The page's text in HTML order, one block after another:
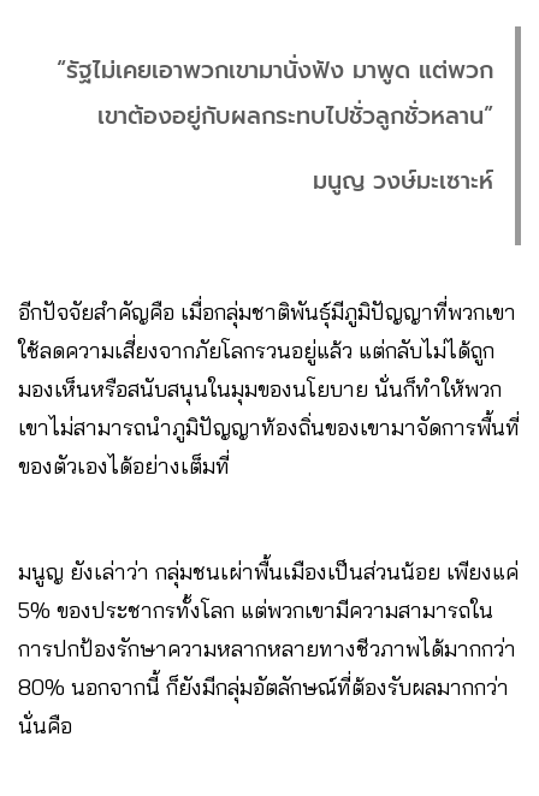
“รัฐไม่เคยเอาพวกเขามานั่งฟัง มาพูด แต่พวก
เขาต้องอยู่กับผลกระทบไปชั่วลูกชั่วหลาน”
มนูญ วงษ์มะเซาะห์
อีกปัจจัยสำคัญคือ เมื่อกลุ่มชาติพันธุ์มีภูมิปัญญาที่พวกเขา
ใช้ลดความเสี่ยงจากภัยโลกรวนอยู่แล้ว แต่กลับไม่ได้ถูก
มองเห็นหรือสนับสนุนในมุมของนโยบาย นั่นก็ทำให้พวก
เขาไม่สามารถนำภูมิปัญญาท้องถิ่นของเขามาจัดการพื้นที่
ของตัวเองได้อย่างเต็มที่
มนูญ ยังเล่าว่า กลุ่มชนเผ่าพื้นเมืองเป็นส่วนน้อย เพียงแค่
5% ของประชากรทั้งโลก แต่พวกเขามีความสามารถใน
การปกป้องรักษาความหลากหลายทางชีวภาพได้มากกว่า
80% นอกจากนี้ ก็ยังมีกลุ่มอัตลักษณ์ที่ต้องรับผลมากกว่า
นั่นคือ